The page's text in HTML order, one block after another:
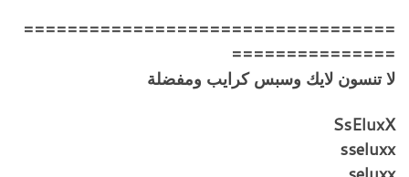
==================================
===============
لا تنسون لايك وسبس كرايب ومفضلة
SsEluxX
sseluxx